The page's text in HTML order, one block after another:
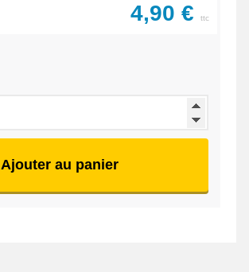
4,90 € ttc
Ajouter au panier